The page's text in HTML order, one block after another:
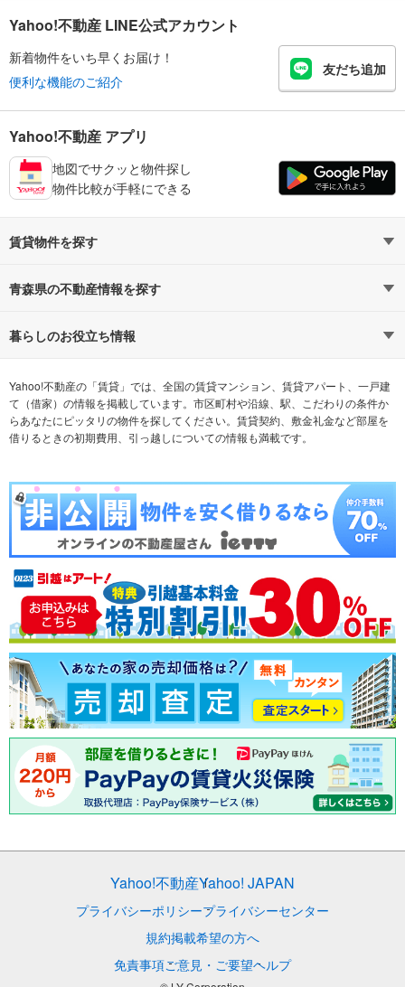
Yahoo!不動産 LINE公式アカウント
新着物件をいち早くお届け！
便利な機能のご紹介
友だち追加
Yahoo!不動産 アプリ
地図でサクッと物件探し
物件比較が手軽にできる
賃貸物件を探す
路線・駅から探す
通勤時間から探す
不動産会社から探す 希望の条件から探す
テーマから探す ランキングから探す
青森県の不動産情報を探す
不動産・住宅
新築マンション 中古マンション
新築一戸建て 中古一戸建て
注文住宅 土地
売却査定
暮らしのお役立ち情報
マンションカタログ 教えて！住まいの先生
Yahoo!不動産の「賃貸」では、全国の賃貸マンション、賃貸アパート、一戸建
て（借家）の情報を掲載しています。市区町村や沿線、駅、こだわりの条件か
らあなたにピッタリの物件を探してください。賃貸契約、敷金礼金など部屋を
借りるときの初期費用、引っ越しについての情報も満載です。
Yahoo!不動産Yahoo! JAPAN
プライバシーポリシープライバシーセンター
規約掲載希望の方へ
免責事項ご意見・ご要望ヘルプ